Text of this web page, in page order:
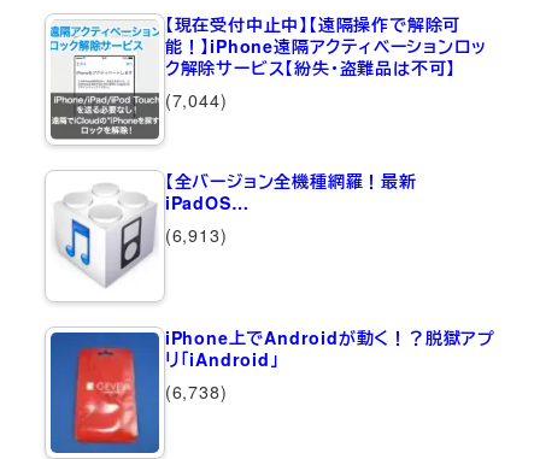
【現在受付中止中】【遠隔操作で解除可
能！】iPhone遠隔アクティベーションロッ
ク解除サービス【紛失・盗難品は不可】
(7,044)
【全バージョン全機種網羅！最新
iPadOS…
(6,913)
iPhone上でAndroidが動く！？脱獄アプ
リ「iAndroid」
(6,738)